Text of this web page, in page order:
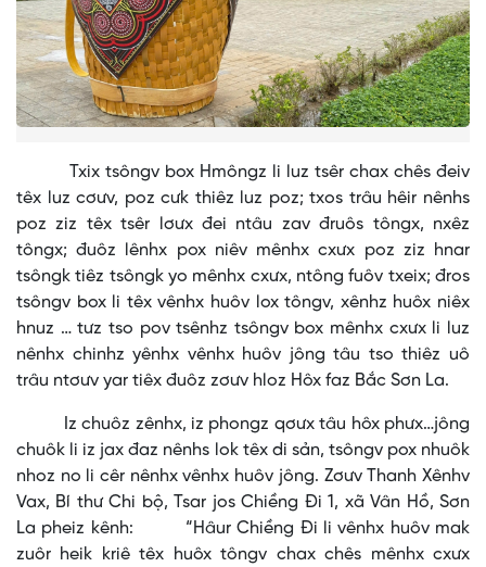
Txix tsôngv box Hmôngz li luz tsêr chax chês đeiv
têx luz cơưv, poz cưk thiêz luz poz; txos trâu hêir nênhs
poz ziz têx tsêr lơưx đei ntâu zav đruôs tôngx, nxêz
tôngx; đuôz lênhx pox niêv mênhx cxưx poz ziz hnar
tsôngk tiêz tsôngk yo mênhx cxưx, ntông fuôv txeix; đros
tsôngv box li têx vênhx huôv lox tôngv, xênhz huôx niêx
hnuz … tưz tso pov tsênhz tsôngv box mênhx cxưx li luz
nênhx chinhz yênhx vênhx huôv jông tâu tso thiêz uô
trâu ntơưv yar tiêx đuôz zơưv hloz Hôx faz Bắc Sơn La.
Iz chuôz zênhx, iz phongz qơưx tâu hôx phưx…jông
chuôk li iz jax đaz nênhs lok têx di sản, tsôngv pox nhuôk
nhoz no li cêr nênhx vênhx huôv jông. Zơưv Thanh Xênhv
Vax, Bí thư Chi bộ, Tsar jos Chiềng Đi 1, xã Vân Hồ, Sơn
La pheiz kênh: “Hâur Chiềng Đi li vênhx huôv mak
zuôr heik kriê têx huôx tôngv chax chês mênhx cxưx